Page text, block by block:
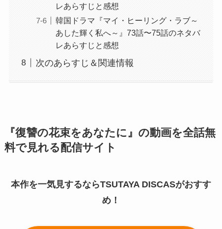
レあらすじと感想
韓国ドラマ『マイ・ヒーリング・ラブ～
あした輝く私へ～』73話〜75話のネタバ
レあらすじと感想
次のあらすじ＆関連情報
『復讐の花束をあなたに』の動画を全話無
料で見れる配信サイト
本作を一気見するならTSUTAYA DISCASがおすす
め！